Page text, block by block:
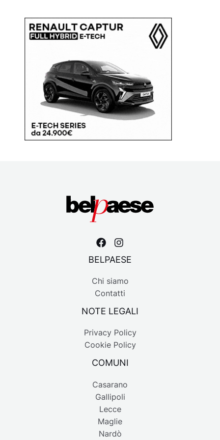
BELPAESE
Chi siamo
Contatti
NOTE LEGALI
Privacy Policy
Cookie Policy
COMUNI
Casarano
Gallipoli
Lecce
Maglie
Nardò